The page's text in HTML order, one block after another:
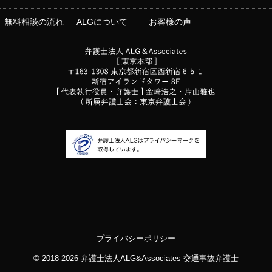
無料相談の流れ ALGについて お客様の声
プライバシーポリシー
© 2018-2026 弁護士法人ALG&Associates 交通事故弁護士